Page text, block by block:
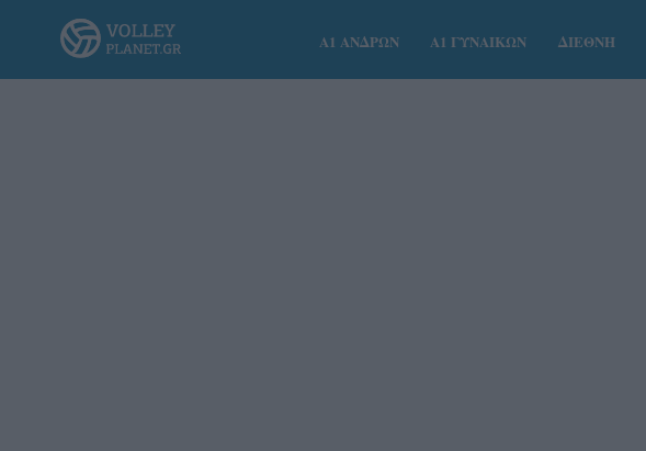
Α1 ΑΝΔΡΩΝ Α1 ΓΥΝΑΙΚΩΝ ΔΙΕΘΝΗ